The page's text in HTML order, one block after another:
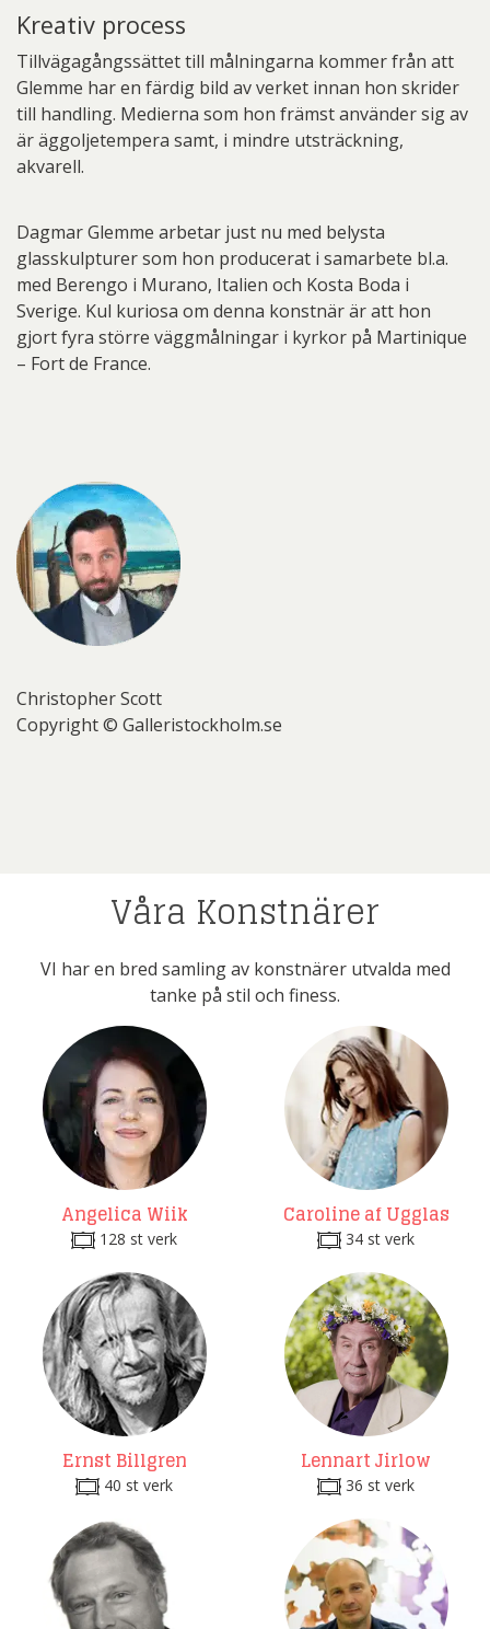
Kreativ process
Tillvägagångssättet till målningarna kommer från att
Glemme har en färdig bild av verket innan hon skrider
till handling. Medierna som hon främst använder sig av
är äggoljetempera samt, i mindre utsträckning,
akvarell.
Dagmar Glemme arbetar just nu med belysta
glasskulpturer som hon producerat i samarbete bl.a.
med Berengo i Murano, Italien och Kosta Boda i
Sverige. Kul kuriosa om denna konstnär är att hon
gjort fyra större väggmålningar i kyrkor på Martinique
– Fort de France.
Christopher Scott
Copyright © Galleristockholm.se
Våra Konstnärer
VI har en bred samling av konstnärer utvalda med
tanke på stil och finess.
Angelica Wiik
128 st verk
Caroline af Ugglas
34 st verk
Ernst Billgren
40 st verk
Lennart Jirlow
36 st verk